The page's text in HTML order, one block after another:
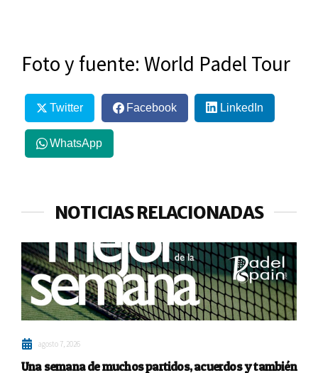
Foto y fuente: World Padel Tour
Twitter Facebook LinkedIn
WhatsApp
NOTICIAS RELACIONADAS
agosto 7, 2026
Una semana de muchos partidos, acuerdos y también